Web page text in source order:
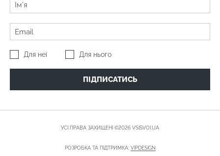
Для неї Для нього
ПІДПИСАТИСЬ
УСІ ПРАВА ЗАХИЩЕНІ ©2026 VSISVOI.UA
РОЗРОБКА ТА ПІДТРИМКА: VIPDESIGN